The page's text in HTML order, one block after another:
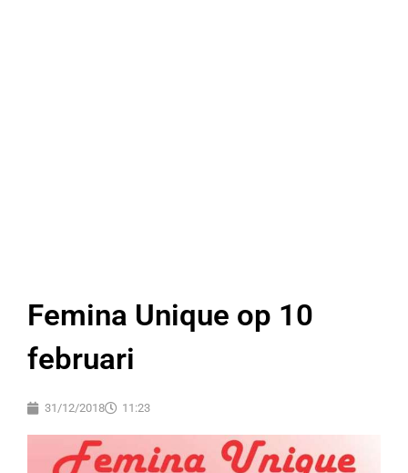
Femina Unique op 10
februari
31/12/2018 11:23